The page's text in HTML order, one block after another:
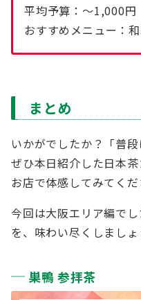
平均予算：〜1,000円
おすすめメニュー：
まとめ
いかがでしたか？「普
ぜひ本日紹介した日本
お店で体感してみてくだ
今回は大阪エリア編で
を、味わい尽くしましょ
巣鴨 参拝茶